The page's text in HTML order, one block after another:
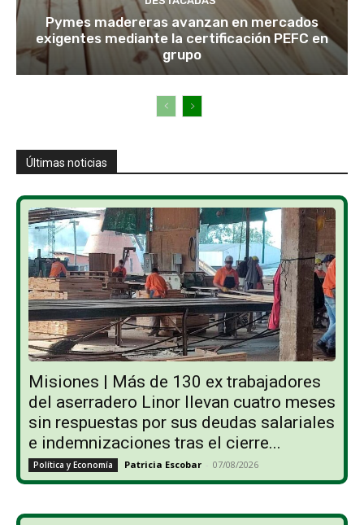
Pymes madereras avanzan en mercados
exigentes mediante la certificación PEFC en
grupo
Últimas noticias
Misiones | Más de 130 ex trabajadores
del aserradero Linor llevan cuatro meses
sin respuestas por sus deudas salariales
e indemnizaciones tras el cierre...
Política y Economía Patricia Escobar - 07/08/2026